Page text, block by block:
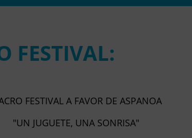
FESTIVAL:
FESTIVAL A FAVOR DE ASPANOA
"UN JUGUETE, UNA SONRISA"